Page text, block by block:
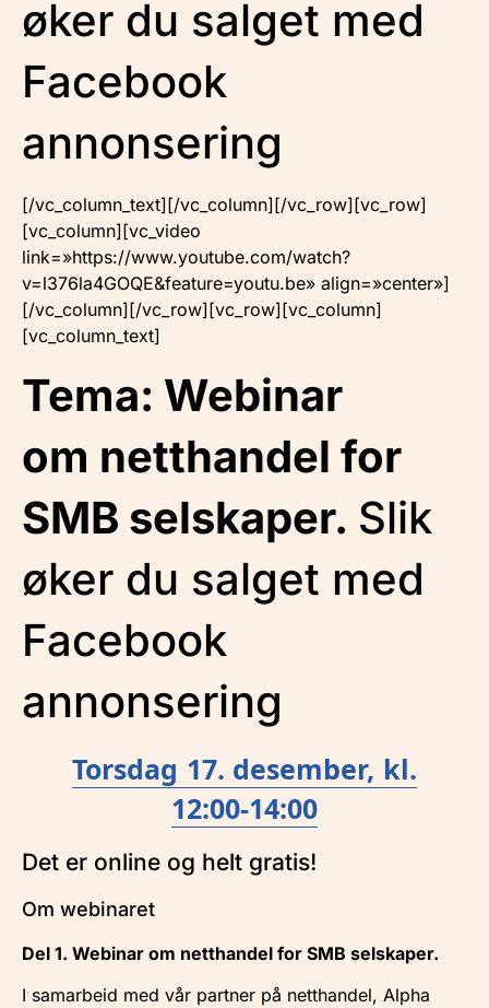
øker du salget med
Facebook
annonsering
[/vc_column_text][/vc_column][/vc_row][vc_row]
[vc_column][vc_video
link=»https://www.youtube.com/watch?
v=l376la4GOQE&feature=youtu.be» align=»center»]
[/vc_column][/vc_row][vc_row][vc_column]
[vc_column_text]
Tema: Webinar
om netthandel for
SMB selskaper. Slik
øker du salget med
Facebook
annonsering
Torsdag 17. desember, kl.
12:00-14:00
Det er online og helt gratis!
Om webinaret
Del 1. Webinar om netthandel for SMB selskaper.
I samarbeid med vår partner på netthandel, Alpha